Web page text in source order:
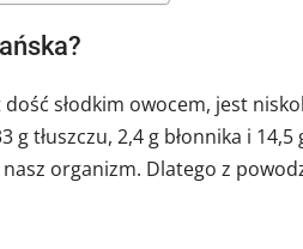
słodkim owocem, jest
g tłuszczu, 2,4 g błonnika i
organizm. Dlatego z